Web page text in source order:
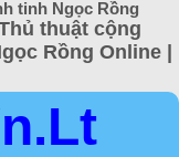
tinh Ngọc Rồng
thuật cộng
Rồng Online |